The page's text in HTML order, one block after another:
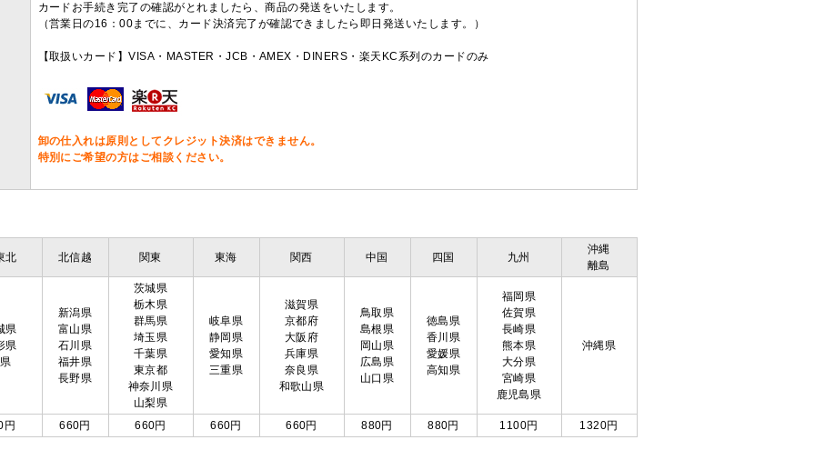
カードお手続き完了の確認がとれましたら、商品の発送をいたします。
（営業日の16：00までに、カード決済完了が確認できましたら即日発送いたします。）
【取扱いカード】VISA・MASTER・JCB・AMEX・DINERS・楽天KC系列のカードのみ
卸の仕入れは原則としてクレジット決済はできません。
特別にご希望の方はご相談ください。
北 北信越 関東 東海 関西 中国 四国 九州
沖縄
離島
県
県
県
新潟県
富山県
石川県
福井県
長野県
茨城県
栃木県
群馬県
埼玉県
千葉県
東京都
神奈川県
山梨県
岐阜県
静岡県
愛知県
三重県
滋賀県
京都府
大阪府
兵庫県
奈良県
和歌山県
鳥取県
島根県
岡山県
広島県
山口県
徳島県
香川県
愛媛県
高知県
福岡県
佐賀県
長崎県
熊本県
大分県
宮崎県
鹿児島県
沖縄県
円 660円 660円 660円 660円 880円 880円 1100円 1320円